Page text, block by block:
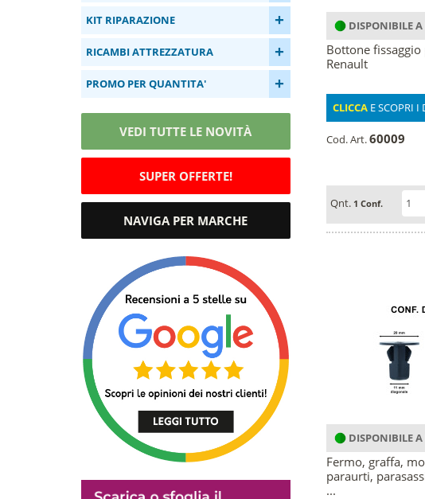
KIT RIPARAZIONE +
RICAMBI ATTREZZATURA +
PROMO PER QUANTITA' +
VEDI TUTTE LE NOVITÀ
SUPER OFFERTE!
NAVIGA PER MARCHE
DISPONIBILE
Bottone fissaggio
Renault
CLICCAE SCOPRI I
Cod. Art.60009
Qnt. 1 Conf.
DISPONIBILE
Fermo, graffa,
paraurti,
...